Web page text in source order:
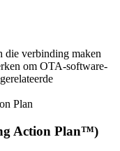
die verbinding maken
om OTA-software-
Action Plan™)